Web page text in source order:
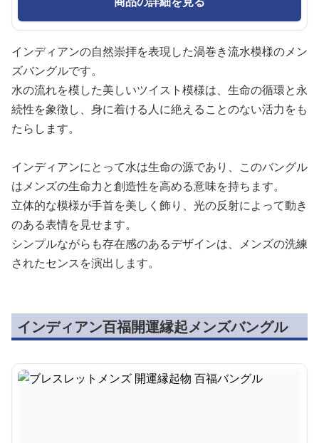
インディアンの自然崇拝を表現した渦巻き流水模様のメン
ズバングルです。
水の流れを模した美しいツイスト模様は、生命の循環と永
続性を象徴し、身に着ける人に絶えることのない活力をも
たらします。
インディアンにとって水は生命の源であり、このバングル
はメンズの生命力と創造性を高める意味を持ちます。
立体的な模様が手首を美しく飾り、光の反射によって動き
のある表情を見せます。
シンプルながらも存在感のあるデザインは、メンズの洗練
されたセンスを演出します。
インディアン百福開運縁起メンズバングル